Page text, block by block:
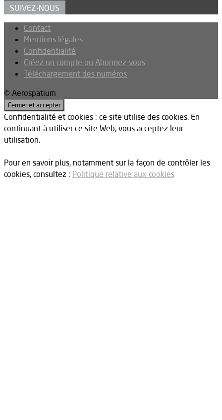
SUIVEZ-NOUS
Contact
Mentions légales
Confidentialité
Créez un compte ou Abonnez-vous
Téléchargement des numéros
© Aerospatium
Confidentialité et cookies : ce site utilise des cookies. En
continuant à utiliser ce site Web, vous acceptez leur
utilisation.
Pour en savoir plus, notamment sur la façon de contrôler les
cookies, consultez : Politique relative aux cookies